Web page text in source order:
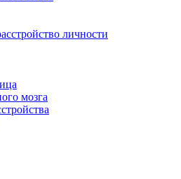
личности
мозга